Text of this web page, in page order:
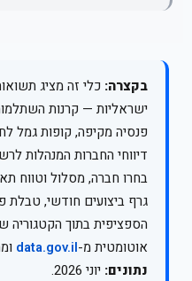
בקצרה: כלי זה מציג
ישראליות — קרנות
פנסיה מקיפה, קופות גמל
דיווחי החברות המנהלות
בחרו חברה, מסלול וטווח
גרף ביצועים חודשי, טבלת
הספציפית בתוך הקטגוריה
אוטומטית מ-data.gov.il
נתונים: יוני 2026.